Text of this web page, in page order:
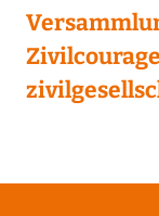
Zivilcourage